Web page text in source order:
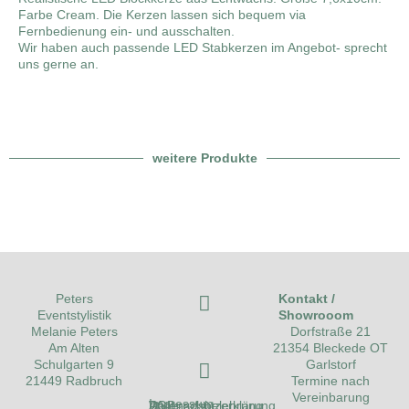
Farbe Cream. Die Kerzen lassen sich bequem via
Fernbedienung ein- und ausschalten.
Wir haben auch passende LED Stabkerzen im Angebot- sprecht
uns gerne an.
weitere Produkte
Peters
Eventstylistik
Melanie Peters
Am Alten
Schulgarten 9
21449 Radbruch
Impressum
Datenschutzerklärung
AGB
Widerrufsbelehrung
Kontakt /
Showrooom
Dorfstraße 21
21354 Bleckede OT
Garlstorf
Termine nach
Vereinbarung